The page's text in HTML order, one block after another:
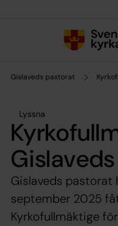
Gislaveds pastorat
Lyssna
Gislaveds pastorat
september 2025
Kyrkofullmäktige